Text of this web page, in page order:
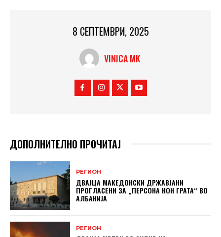
8 СЕПТЕМВРИ, 2025
VINICA MK
ДОПОЛНИТЕЛНО ПРОЧИТАЈ
РЕГИОН
ДВАЈЦА МАКЕДОНСКИ ДРЖАВЈАНИ
ПРОГЛАСЕНИ ЗА „ПЕРСОНА НОН ГРАТА“ ВО
АЛБАНИЈА
РЕГИОН